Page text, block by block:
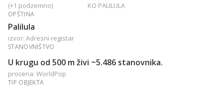
(+1 podzemno) KO PALILULA
OPŠTINA
Palilula
izvor: Adresni registar
STANOVNIŠTVO
U krugu od 500 m živi ~5.486 stanovnika.
procena: WorldPop
TIP OBJEKTA